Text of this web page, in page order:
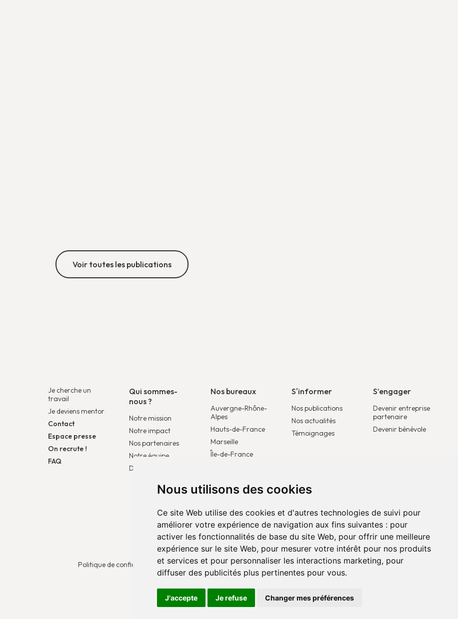
Nous utilisons des cookies
Ce site Web utilise des cookies et d'autres technologies de suivi pour
améliorer votre expérience de navigation aux fins suivantes : pour
activer les fonctionnalités de base du site Web, pour offrir une meilleure
expérience sur le site Web, pour mesurer votre intérêt pour nos produits
et services et pour personnaliser les interactions marketing, pour
diffuser des publicités plus pertinentes pour vous.
J'accepte Je refuse Changer mes préférences
Voir toutes les publications
Je cherche un
travail
Je deviens mentor
Contact
Espace presse
On recrute !
FAQ
Qui sommes-
nous ?
Notre mission
Notre impact
Nos partenaires
Notre équipe
DUO Connect
Nos bureaux
Auvergne-Rhône-
Alpes
Hauts-de-France
Marseille
Île-de-France
Duo Europe
S'informer
Nos publications
Nos actualités
Témoignages
S’engager
Devenir entreprise
partenaire
Devenir bénévole
Politique de confidentialité Paramètres des cookies